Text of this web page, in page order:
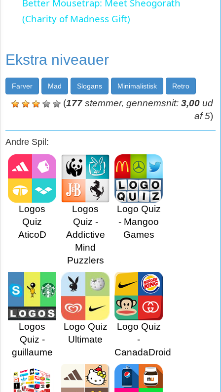
Better Mousetrap: Meet Sheogorath
(Charity of Madness Gift)
Ekstra niveauer
Farver Mad Slogans Minimalistisk Retro
(177stemmer, gennemsnit: 3,00 ud
af 5)
Andre Spil:
Logos
Quiz
AticoD
Logos
Quiz -
Addictive
Mind
Puzzlers
Logo Quiz
- Mangoo
Games
Logos
Quiz -
guillaume
Logo Quiz
Ultimate
Logo Quiz
-
CanadaDroid